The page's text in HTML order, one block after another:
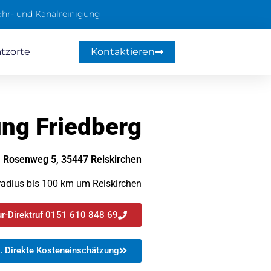
und Kanalreinigung
Kontaktieren
Friedberg
Rosenweg 5, 35447 Reiskirchen
bis 100 km um Reiskirchen
Direktruf 0151 610 848 69
Direkte Kosteneinschätzung